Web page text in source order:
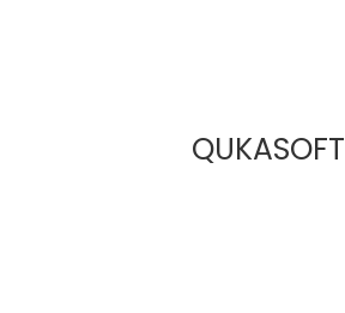
QUKASOFT